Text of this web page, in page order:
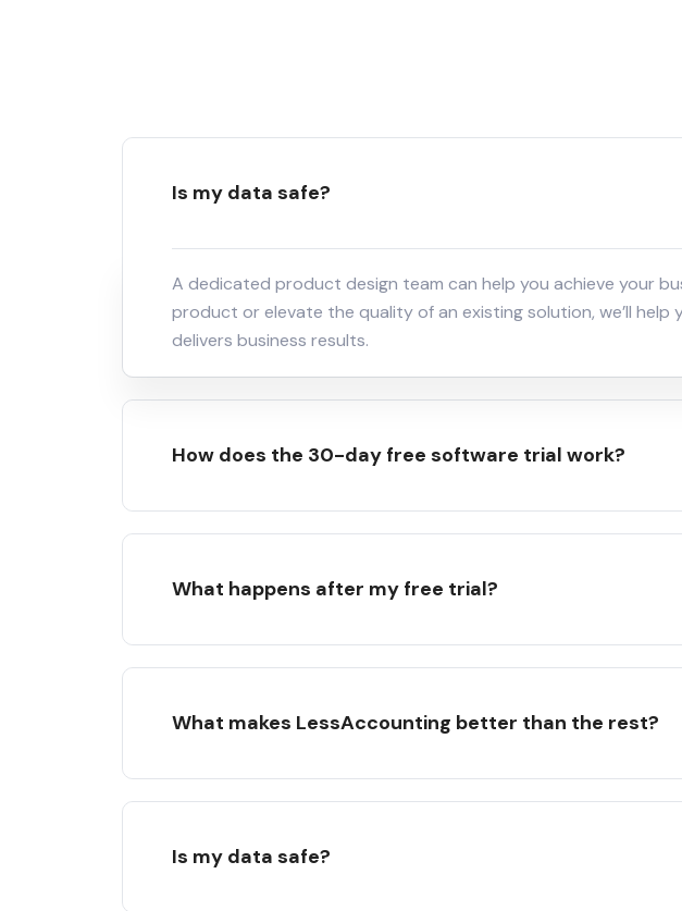
Is my data safe?
A dedicated product design team can help you achieve your
product or elevate the quality of an existing solution, we’ll
delivers business results.
How does the 30-day free software trial work?
What happens after my free trial?
What makes LessAccounting better than the rest?
Is my data safe?